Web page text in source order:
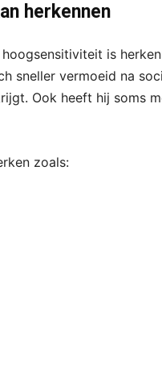
herkennen
is
sneller vermoeid na
Ook heeft hij soms
zoals: